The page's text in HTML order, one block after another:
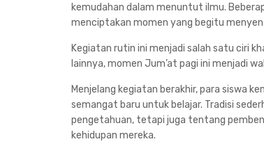
kemudahan dalam menuntut ilmu.
menciptakan momen yang begitu
Kegiatan rutin ini menjadi salah satu ciri
lainnya, momen Jum’at pagi ini menjadi
Menjelang kegiatan berakhir, para siswa
semangat baru untuk belajar. Tradisi
pengetahuan, tetapi juga tentang
kehidupan mereka.